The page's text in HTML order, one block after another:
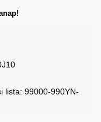
lista: 99000-990YN-